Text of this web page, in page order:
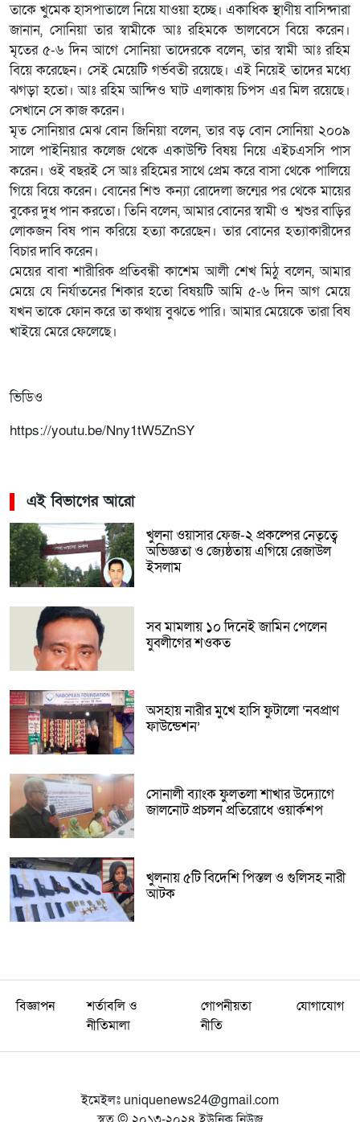
তাকে খুমেক হাসপাতালে নিয়ে যাওয়া হচ্ছে। একাধিক স্থাণীয় বাসিন্দারা
জানান, সোনিয়া তার স্বামীকে আঃ রহিমকে ভালবেসে বিয়ে করেন।
মৃতের ৫-৬ দিন আগে সোনিয়া তাদেরকে বলেন, তার স্বামী আঃ রহিম
বিয়ে করেছেন। সেই মেয়েটি গর্ভবতী রয়েছে। এই নিয়েই তাদের মধ্যে
ঝগড়া হতো। আঃ রহিম আন্দিও ঘাট এলাকায় চিপস এর মিল রয়েছে।
সেখানে সে কাজ করেন।
মৃত সোনিয়ার মেঝ বোন জিনিয়া বলেন, তার বড় বোন সোনিয়া ২০০৯
সালে পাইনিয়ার কলেজ থেকে একাউন্টি বিষয় নিয়ে এইচএসসি পাস
করেন। ওই বছরই সে আঃ রহিমের সাথে প্রেম করে বাসা থেকে পালিয়ে
গিয়ে বিয়ে করেন। বোনের শিশু কন্যা রোদেলা জন্মের পর থেকে মায়ের
বুকের দুধ পান করতো। তিনি বলেন, আমার বোনের স্বামী ও শ্বশুর বাড়ির
লোকজন বিষ পান করিয়ে হত্যা করেছেন। তার বোনের হত্যাকারীদের
বিচার দাবি করেন।
মেয়ের বাবা শারীরিক প্রতিবন্ধী কাশেম আলী শেখ মিঠু বলেন, আমার
মেয়ে যে নির্যাতনের শিকার হতো বিষয়টি আমি ৫-৬ দিন আগ মেয়ে
যখন তাকে ফোন করে তা কথায় বুঝতে পারি। আমার মেয়েকে তারা বিষ
খাইয়ে মেরে ফেলেছে।
ভিডিও
https://youtu.be/Nny1tW5ZnSY
এই বিভাগের আরো
খুলনা ওয়াসার ফেজ-২ প্রকল্পের নেতৃত্বে
অভিজ্ঞতা ও জ্যেষ্ঠতায় এগিয়ে রেজাউল
ইসলাম
সব মামলায় ১০ দিনেই জামিন পেলেন
যুবলীগের শওকত
অসহায় নারীর মুখে হাসি ফুটালো ‘নবপ্রাণ
ফাউন্ডেশন’
সোনালী ব্যাংক ফুলতলা শাখার উদ্যোগে
জালনোট প্রচলন প্রতিরোধে ওয়ার্কশপ
খুলনায় ৫টি বিদেশি পিস্তল ও গুলিসহ নারী
আটক
বিজ্ঞাপন
শর্তাবলি ও
নীতিমালা
গোপনীয়তা
নীতি
যোগাযোগ
ইমেইলঃ uniquenews24@gmail.com